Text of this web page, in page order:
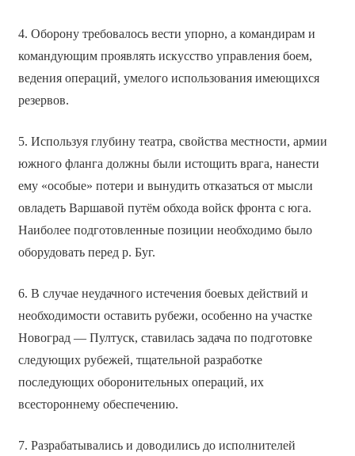
4. Оборону требовалось вести упорно, а командирам и
командующим проявлять искусство управления боем,
ведения операций, умелого использования имеющихся
резервов.
5. Используя глубину театра, свойства местности, армии
южного фланга должны были истощить врага, нанести
ему «особые» потери и вынудить отказаться от мысли
овладеть Варшавой путём обхода войск фронта с юга.
Наиболее подготовленные позиции необходимо было
оборудовать перед р. Буг.
6. В случае неудачного истечения боевых действий и
необходимости оставить рубежи, особенно на участке
Новоград — Пултуск, ставилась задача по подготовке
следующих рубежей, тщательной разработке
последующих оборонительных операций, их
всестороннему обеспечению.
7. Разрабатывались и доводились до исполнителей